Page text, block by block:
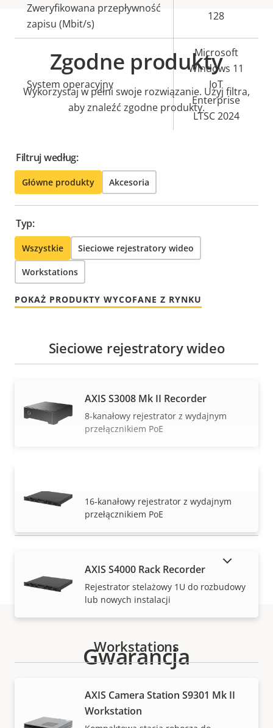
Zweryfikowana przepływność
zapisu (Mbit/s)
128
System operacyjny
Microsoft
Windows 11
IoT
Enterprise
LTSC 2024
Zgodne produkty
Wykorzystaj w pełni swoje rozwiązanie. Użyj filtra,
aby znaleźć zgodne produkty.
Filtruj według:
Główne produkty Akcesoria
Typ:
Wszystkie Sieciowe rejestratory wideo
Workstations
POKAŻ PRODUKTY WYCOFANE Z RYNKU
WYŚWIETL WIĘCEJ
Sieciowe rejestratory wideo
AXIS S3008 Mk II Recorder
8-kanałowy rejestrator z wydajnym
przełącznikiem PoE
16-kanałowy rejestrator z wydajnym
przełącznikiem PoE
AXIS S4000 Rack Recorder
Rejestrator stelażowy 1U do rozbudowy
lub nowych instalacji
Workstations
AXIS Camera Station S9301 Mk II
Workstation
Gwarancja